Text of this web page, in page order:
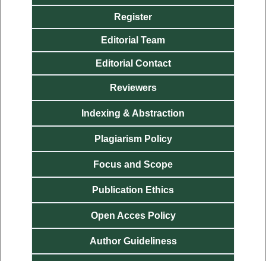
Register
Editorial Team
Editorial Contact
Reviewers
Indexing & Abstraction
Plagiarism Policy
Focus and Scope
Publication Ethics
Open AccesPolicy
AuthorGuideliness